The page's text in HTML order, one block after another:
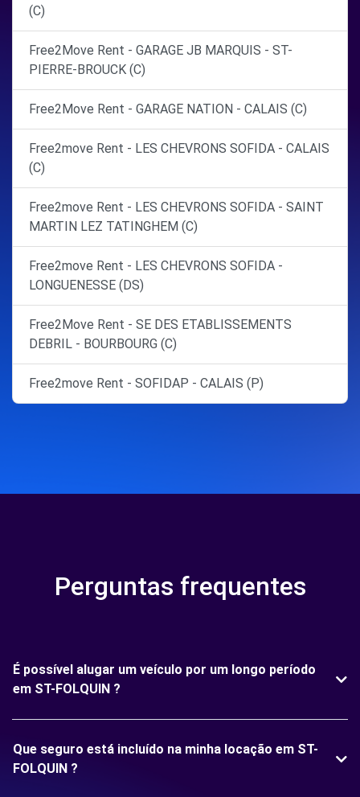
(C)
Free2Move Rent - GARAGE JB MARQUIS - ST-
PIERRE-BROUCK (C)
Free2Move Rent - GARAGE NATION - CALAIS (C)
Free2move Rent - LES CHEVRONS SOFIDA - CALAIS
(C)
Free2move Rent - LES CHEVRONS SOFIDA - SAINT
MARTIN LEZ TATINGHEM (C)
Free2move Rent - LES CHEVRONS SOFIDA -
LONGUENESSE (DS)
Free2Move Rent - SE DES ETABLISSEMENTS
DEBRIL - BOURBOURG (C)
Free2move Rent - SOFIDAP - CALAIS (P)
Perguntas frequentes
É possível alugar um veículo por um longo período
em ST-FOLQUIN ?
Que seguro está incluído na minha locação em ST-
FOLQUIN ?